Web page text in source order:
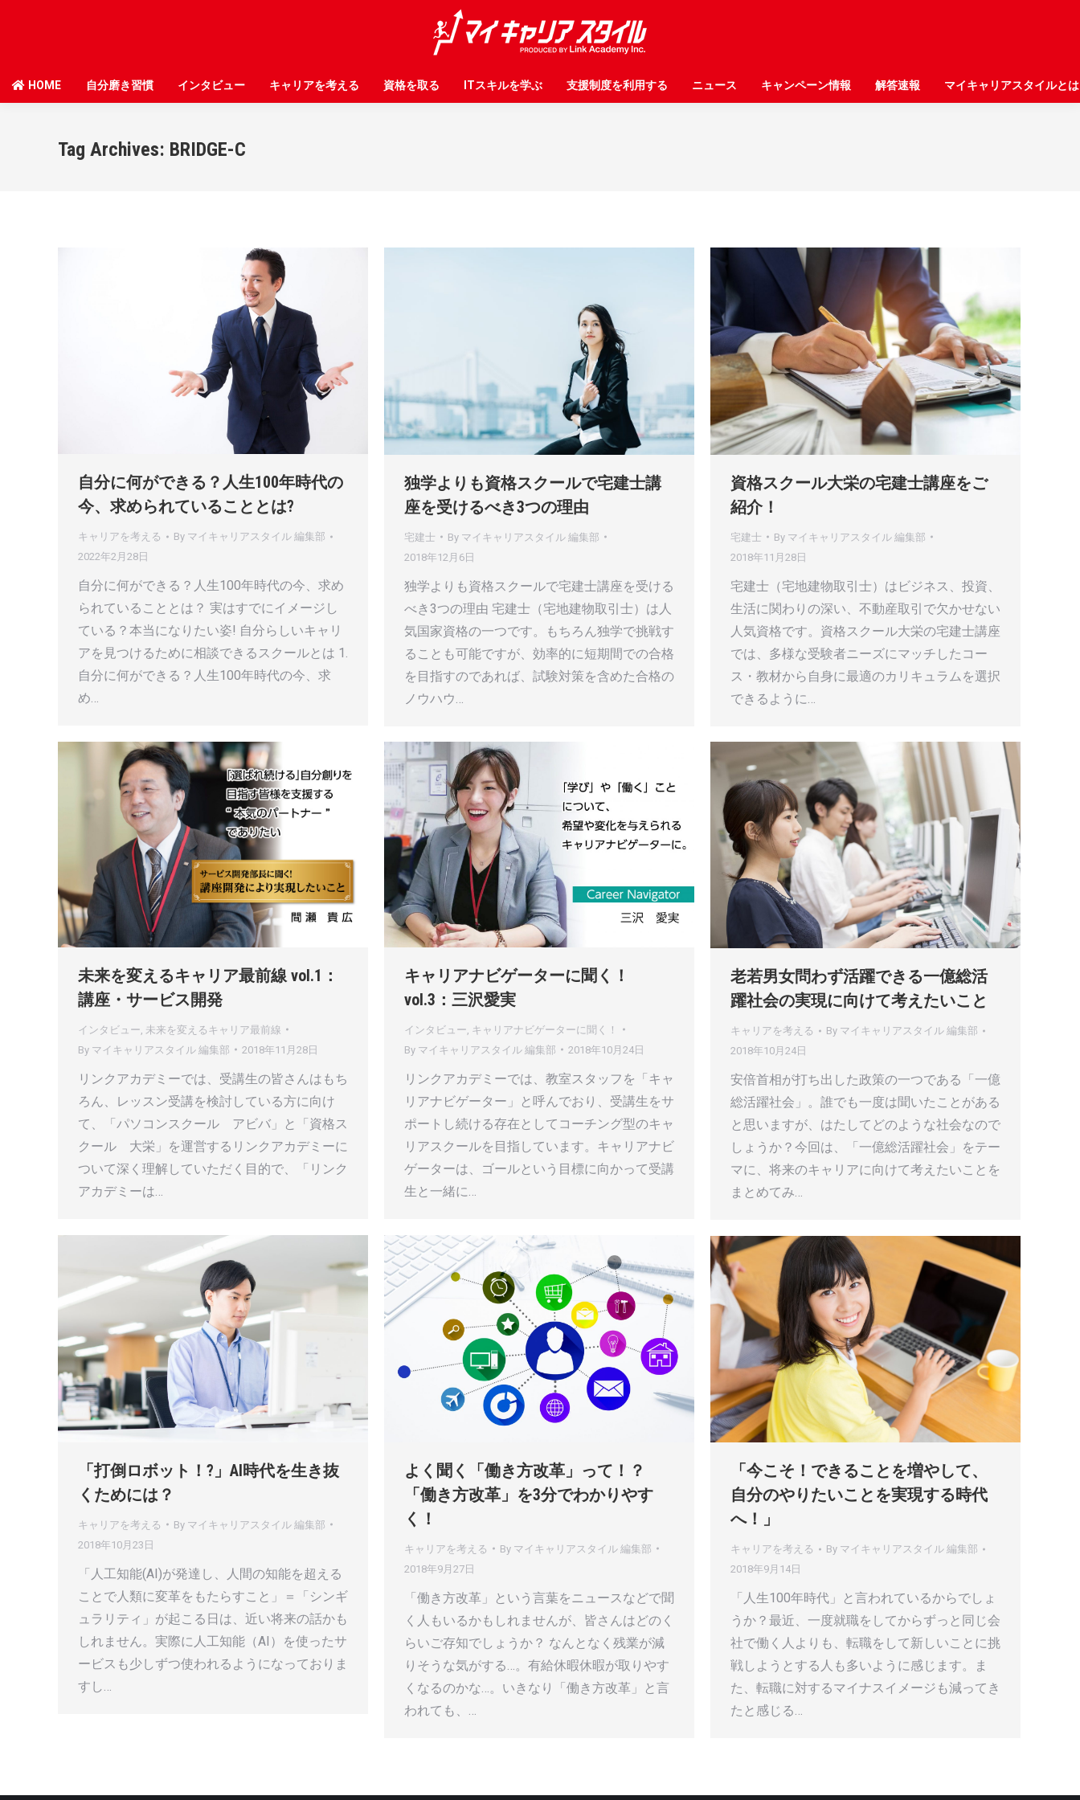
HOME 自分磨き習慣 インタビュー キャリアを考える 資格を取る ITスキルを学ぶ 支援制度を利用する ニュース キャンペーン情報 解答速報 マイキャリアスタイルとは
Tag Archives: BRIDGE-C
自分に何ができる？人生100年時代の
今、求められていることとは?
キャリアを考える By マイキャリアスタイル 編集部
2022年2月28日
自分に何ができる？人生100年時代の今、求め
られていることとは？ 実はすでにイメージし
ている？本当になりたい姿! 自分らしいキャリ
アを見つけるために相談できるスクールとは 1.
自分に何ができる？人生100年時代の今、求
め…
独学よりも資格スクールで宅建士講
座を受けるべき3つの理由
宅建士 By マイキャリアスタイル 編集部
2018年12月6日
独学よりも資格スクールで宅建士講座を受ける
べき3つの理由 宅建士（宅地建物取引士）は人
気国家資格の一つです。もちろん独学で挑戦す
ることも可能ですが、効率的に短期間での合格
を目指すのであれば、試験対策を含めた合格の
ノウハウ…
資格スクール大栄の宅建士講座をご
紹介！
宅建士 By マイキャリアスタイル 編集部
2018年11月28日
宅建士（宅地建物取引士）はビジネス、投資、
生活に関わりの深い、不動産取引で欠かせない
人気資格です。資格スクール大栄の宅建士講座
では、多様な受験者ニーズにマッチしたコー
ス・教材から自身に最適のカリキュラムを選択
できるように…
未来を変えるキャリア最前線 vol.1：
講座・サービス開発
インタビュー 未来を変えるキャリア最前線
By マイキャリアスタイル 編集部 2018年11月28日
リンクアカデミーでは、受講生の皆さんはもち
ろん、レッスン受講を検討している方に向け
て、「パソコンスクール アビバ」と「資格ス
クール 大栄」を運営するリンクアカデミーに
ついて深く理解していただく目的で、「リンク
アカデミーは…
キャリアナビゲーターに聞く！
vol.3：三沢愛実
インタビュー キャリアナビゲーターに聞く！
By マイキャリアスタイル 編集部 2018年10月24日
リンクアカデミーでは、教室スタッフを「キャ
リアナビゲーター」と呼んでおり、受講生をサ
ポートし続ける存在としてコーチング型のキャ
リアスクールを目指しています。キャリアナビ
ゲーターは、ゴールという目標に向かって受講
生と一緒に…
老若男女問わず活躍できる一億総活
躍社会の実現に向けて考えたいこと
キャリアを考える By マイキャリアスタイル 編集部
2018年10月24日
安倍首相が打ち出した政策の一つである「一億
総活躍社会」。誰でも一度は聞いたことがある
と思いますが、はたしてどのような社会なので
しょうか？今回は、「一億総活躍社会」をテー
マに、将来のキャリアに向けて考えたいことを
まとめてみ…
「打倒ロボット！?」AI時代を生き抜
くためには？
キャリアを考える By マイキャリアスタイル 編集部
2018年10月23日
「人工知能(AI)が発達し、人間の知能を超える
ことで人類に変革をもたらすこと」＝「シンギ
ュラリティ」が起こる日は、近い将来の話かも
しれません。実際に人工知能（AI）を使ったサ
ービスも少しずつ使われるようになっておりま
すし…
よく聞く「働き方改革」って！？
「働き方改革」を3分でわかりやす
く！
キャリアを考える By マイキャリアスタイル 編集部
2018年9月27日
「働き方改革」という言葉をニュースなどで聞
く人もいるかもしれませんが、皆さんはどのく
らいご存知でしょうか？ なんとなく残業が減
りそうな気がする…。有給休暇休暇が取りやす
くなるのかな…。いきなり「働き方改革」と言
われても、…
「今こそ！できることを増やして、
自分のやりたいことを実現する時代
へ！」
キャリアを考える By マイキャリアスタイル 編集部
2018年9月14日
「人生100年時代」と言われているからでしょ
うか？最近、一度就職をしてからずっと同じ会
社で働く人よりも、転職をして新しいことに挑
戦しようとする人も多いように感じます。ま
た、転職に対するマイナスイメージも減ってき
たと感じる…
HOME 自分磨き習慣 インタビュー キャリアを考える 資格を取る ITスキルを学ぶ 支援制度を利用する ニュース キャンペーン情報 解答速報 マイキャリアスタイルとは